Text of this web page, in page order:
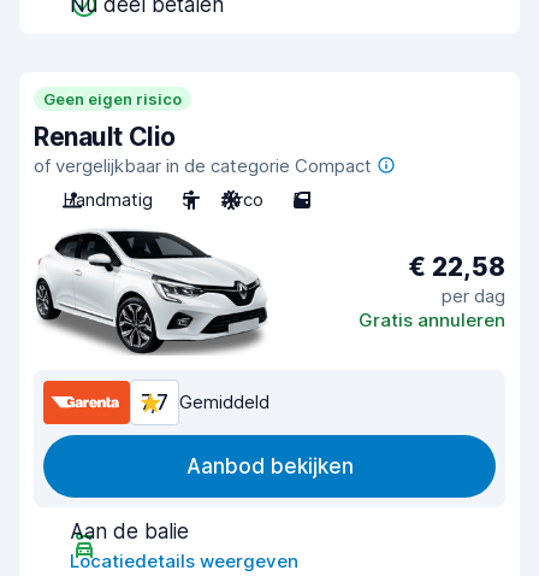
Nu deel betalen
Geen eigen risico
Renault Clio
of vergelijkbaar in de categorie Compact
Handmatig
5 Airco 5
€ 22,58
per dag
Gratis annuleren
7,7 Gemiddeld
Aanbod bekijken
Aan de balie
Locatiedetails weergeven